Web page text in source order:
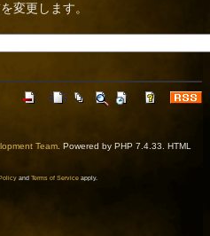
変更します。
Team. Powered by PHP 7.4.33. HTML
and Terms of Serviceapply.